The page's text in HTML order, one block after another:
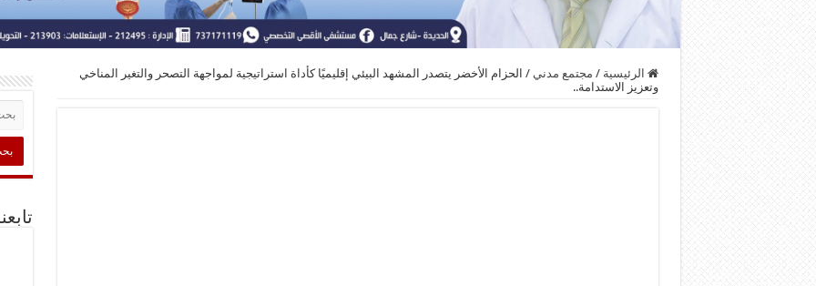
الرئيسية / مجتمع مدني / الحزام الأخضر يتصدر المشهد البيئي إقليميًا كأداة استراتيجية لمواجهة التصحر والتغير المناخي
وتعزيز الاستدامة..